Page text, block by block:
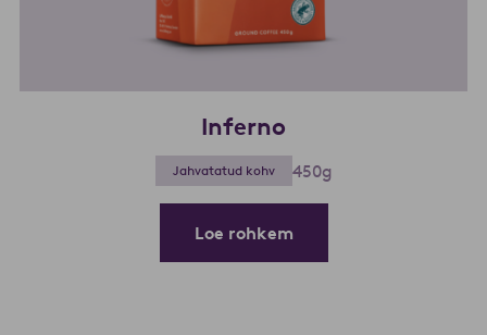
Inferno
Jahvatatud kohv 450g
Loe rohkem